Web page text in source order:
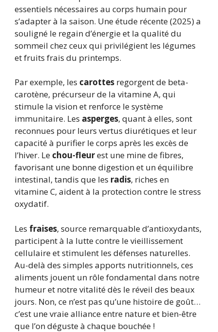
essentiels nécessaires au corps humain pour
s’adapter à la saison. Une étude récente (2025) a
souligné le regain d’énergie et la qualité du
sommeil chez ceux qui privilégient les légumes
et fruits frais du printemps.
Par exemple, les carottes regorgent de beta-
carotène, précurseur de la vitamine A, qui
stimule la vision et renforce le système
immunitaire. Les asperges, quant à elles, sont
reconnues pour leurs vertus diurétiques et leur
capacité à purifier le corps après les excès de
l’hiver. Le chou-fleurest une mine de fibres,
favorisant une bonne digestion et un équilibre
intestinal, tandis que les radis, riches en
vitamine C, aident à la protection contre le stress
oxydatif.
Les fraises, source remarquable d’antioxydants,
participent à la lutte contre le vieillissement
cellulaire et stimulent les défenses naturelles.
Au-delà des simples apports nutritionnels, ces
aliments jouent un rôle fondamental dans notre
humeur et notre vitalité dès le réveil des beaux
jours. Non, ce n’est pas qu’une histoire de goût…
c’est une vraie alliance entre nature et bien-être
que l’on déguste à chaque bouchée !